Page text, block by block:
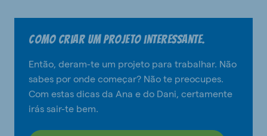
Como criar um projeto interessante.
Então, deram-te um projeto para trabalhar. Não
sabes por onde começar? Não te preocupes.
Com estas dicas da Ana e do Dani, certamente
irás sair-te bem.